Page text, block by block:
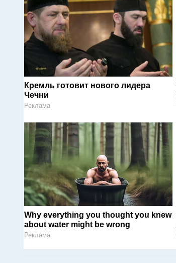
Кремль готовит нового лидера
Чечни
Реклама
Why everything you thought you knew
about water might be wrong
Реклама